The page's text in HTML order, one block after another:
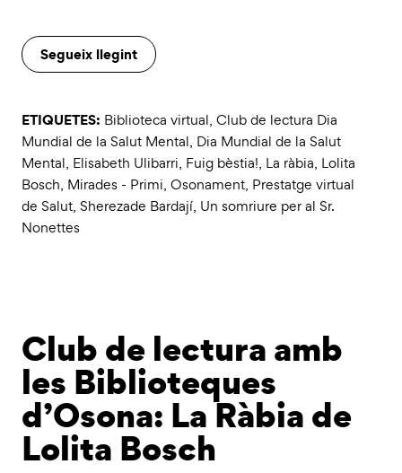
Segueix llegint
ETIQUETES: Biblioteca virtual, Club de lectura Dia
Mundial de la Salut Mental, Dia Mundial de la Salut
Mental, Elisabeth Ulibarri, Fuig bèstia!, La ràbia, Lolita
Bosch, Mirades - Primi, Osonament, Prestatge virtual
de Salut, Sherezade Bardají, Un somriure per al Sr.
Nonettes
Club de lectura amb
les Biblioteques
d’Osona: La Ràbia de
Lolita Bosch